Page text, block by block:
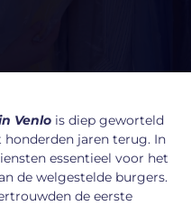
Venlo is diep geworteld
jaren terug. In
essentieel voor het
de welgestelde burgers.
de eerste